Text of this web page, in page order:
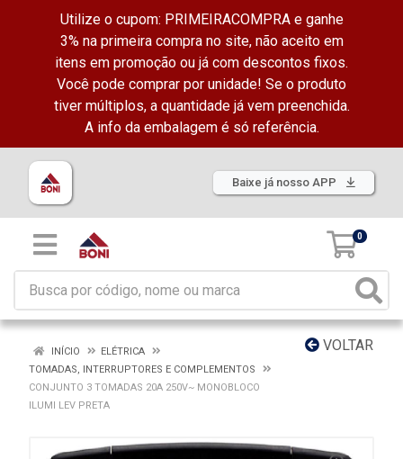
Utilize o cupom: PRIMEIRACOMPRA e ganhe
3% na primeira compra no site, não aceito em
itens em promoção ou já com descontos fixos.
Você pode comprar por unidade! Se o produto
tiver múltiplos, a quantidade já vem preenchida.
A info da embalagem é só referência.
Baixe já nosso APP
0
VOLTAR
INÍCIO
ELÉTRICA
TOMADAS, INTERRUPTORES E COMPLEMENTOS
CONJUNTO 3 TOMADAS 20A 250V~ MONOBLOCO
ILUMI LEV PRETA